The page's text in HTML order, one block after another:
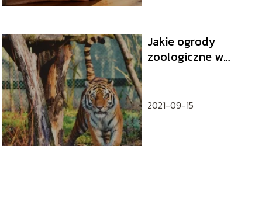
Jakie ogrody
zoologiczne w
2021-09-15